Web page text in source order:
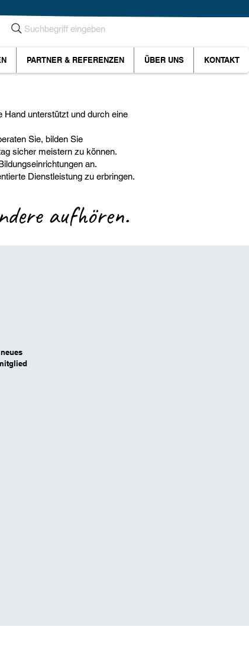
Suchbegriff eingeben
PARTNER & REFERENZEN ÜBER UNS KONTAKT
Hand unterstützt und durch eine
Sie, bilden Sie
sicher meistern zu können.
an.
Dienstleistung zu erbringen.
aufhören.